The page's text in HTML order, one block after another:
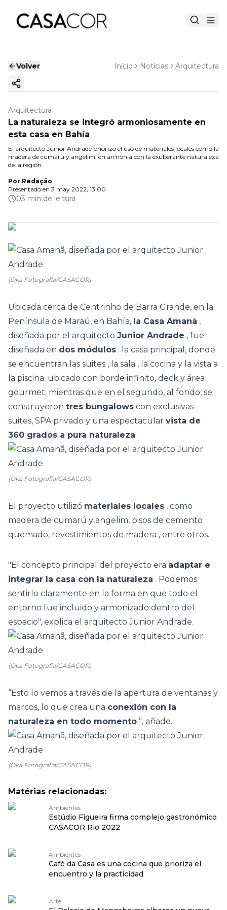
Volver Início Notícias Arquitectura
Copiar enlace
Arquitectura
La naturaleza se integró armoniosamente en
esta casa en Bahía
El arquitecto Junior Andrade priorizó el uso de materiales locales como la
madera de cumarú y angelim, en armonía con la exuberante naturaleza
de la región.
Por Redação
Presentado en 3 may 2022, 13:00
03 min de leitura
(Oka Fotografia/CASACOR)
Ubicada cerca de Centrinho de Barra Grande, en la
Península de Maraú, en Bahía, la Casa Amanã ,
diseñada por el arquitecto Junior Andrade , fue
diseñada en dos módulos : la casa principal, donde
se encuentran las suites , la sala , la cocina y la vista a
la piscina. ubicado con borde infinito, deck y área
gourmet; mientras que en el segundo, al fondo, se
construyeron tres bungalows con exclusivas
suites, SPA privado y una espectacular vista de
360 grados a pura naturaleza .
(Oka Fotografia/CASACOR)
El proyecto utilizó materiales locales , como
madera de cumarú y angelim, pisos de cemento
quemado, revestimientos de madera , entre otros.
"El concepto principal del proyecto era adaptar e
integrar la casa con la naturaleza . Podemos
sentirlo claramente en la forma en que todo el
entorno fue incluido y armonizado dentro del
espacio", explica el arquitecto Junior Andrade.
(Oka Fotografia/CASACOR)
“Esto lo vemos a través de la apertura de ventanas y
marcos, lo que crea una conexión con la
naturaleza en todo momento ”, añade.
(Oka Fotografia/CASACOR)
Matérias relacionadas:
Ambientes
Estúdio Figueira firma complejo gastronómico
CASACOR Rio 2022
Ambientes
Café da Casa es una cocina que prioriza el
encuentro y la practicidad
Arte